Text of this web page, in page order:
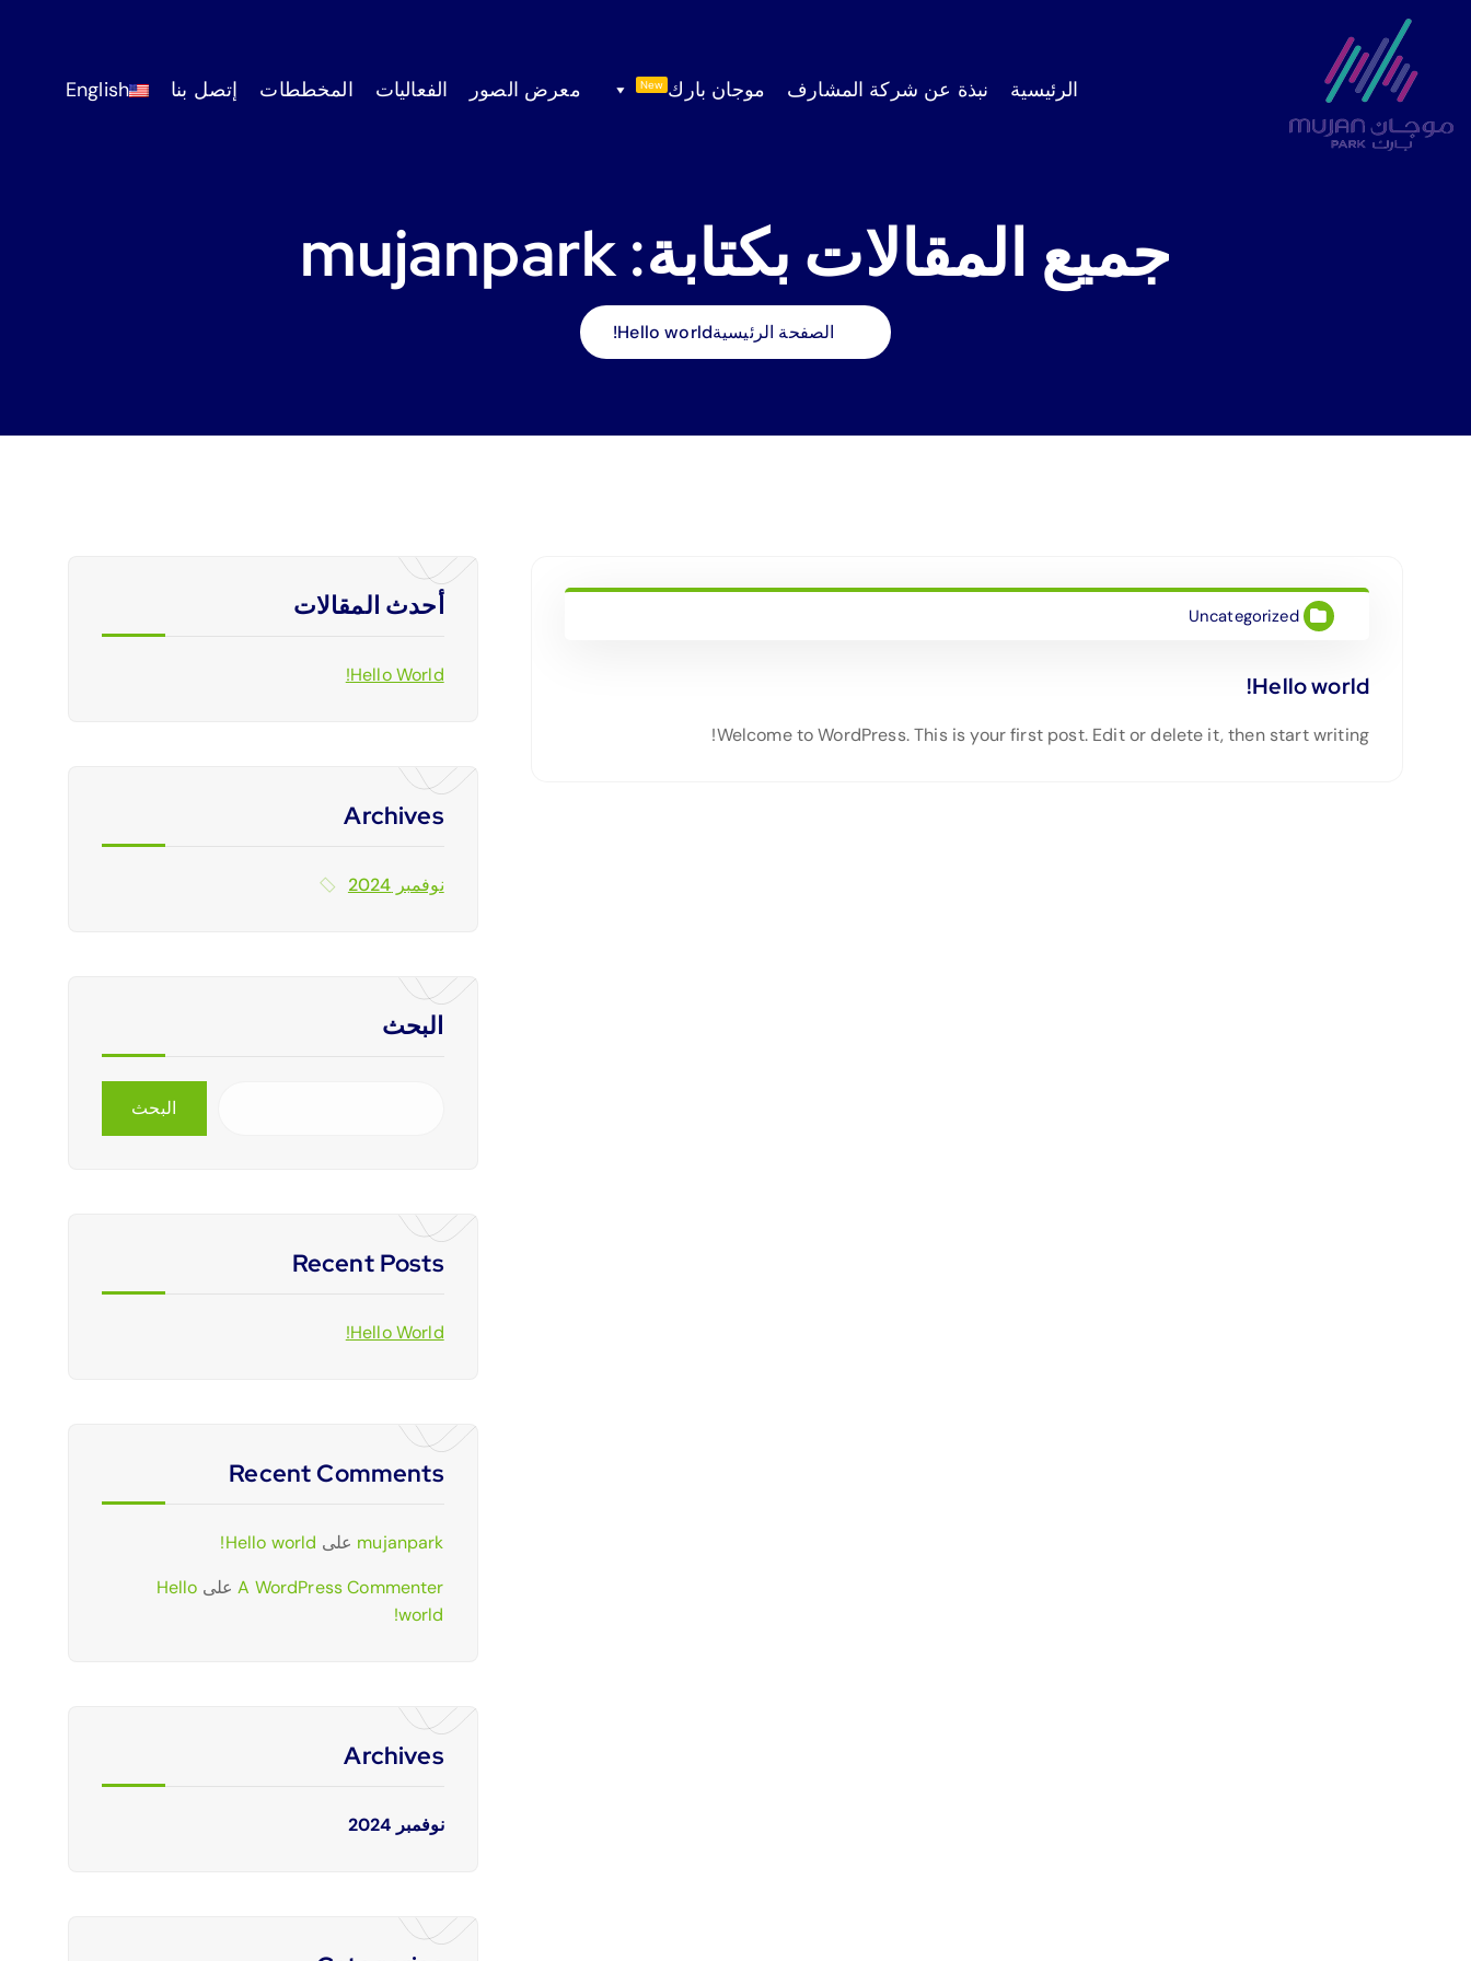
الرئيسية نبذة عن شركة المشارف موجان بارك New معرض الصور الفعاليات المخططات إتصل بنا English
جميع المقالات بكتابة: mujanpark
الصفحة الرئيسيةHello world!
Uncategorized
Hello world!
Welcome to WordPress. This is your first post. Edit or delete it, then start writing!
أحدث المقالات
Hello World!
Archives
نوفمبر 2024
البحث
البحث
Recent Posts
Hello World!
Recent Comments
mujanpark على Hello world!
A WordPress Commenterعلى Hello
world!
Archives
نوفمبر 2024